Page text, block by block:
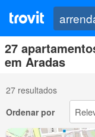
27
em Aradas
27 resultados
Ordenar por